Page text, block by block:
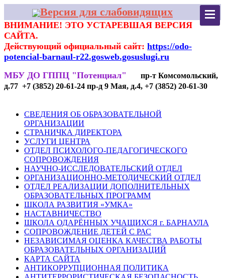
Версия для слабовидящих
ВНИМАНИЕ! ЭТО УСТАРЕВШАЯ ВЕРСИЯ
САЙТА.
Действующий официальный сайт: https://odo-
potencial-barnaul-r22.gosweb.gosuslugi.ru
МБУ ДО ГППЦ "Потенциал"
пр-т Комсомольский,
д.77 +7 (3852) 20-61-24 пр-д 9 Мая, д.4, +7 (3852) 20-61-30
СВЕДЕНИЯ ОБ ОБРАЗОВАТЕЛЬНОЙ
ОРГАНИЗАЦИИ
СТРАНИЧКА ДИРЕКТОРА
УСЛУГИ ЦЕНТРА
ОТДЕЛ ПСИХОЛОГО-ПЕДАГОГИЧЕСКОГО
СОПРОВОЖДЕНИЯ
НАУЧНО-ИССЛЕДОВАТЕЛЬСКИЙ ОТДЕЛ
ОРГАНИЗАЦИОННО-МЕТОДИЧЕСКИЙ ОТДЕЛ
ОТДЕЛ РЕАЛИЗАЦИИ ДОПОЛНИТЕЛЬНЫХ
ОБРАЗОВАТЕЛЬНЫХ ПРОГРАММ
ШКОЛА РАЗВИТИЯ «УМКА»
НАСТАВНИЧЕСТВО
ШКОЛА ОДАРЁННЫХ УЧАЩИХСЯ г. БАРНАУЛА
СОПРОВОЖДЕНИЕ ДЕТЕЙ С РАС
НЕЗАВИСИМАЯ ОЦЕНКА КАЧЕСТВА РАБОТЫ
ОБРАЗОВАТЕЛЬНЫХ ОРГАНИЗАЦИЙ
КАРТА САЙТА
АНТИКОРРУПЦИОННАЯ ПОЛИТИКА